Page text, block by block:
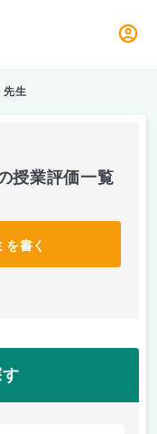
先生
授業評価一覧
書く